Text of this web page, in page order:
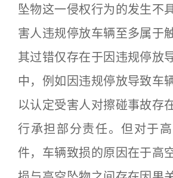
坠物这一侵权行为的发生不
害人违规停放车辆至多属于
其过错仅存在于因违规停放
中，例如因违规停放导致车
以认定受害人对擦碰事故存
行承担部分责任。但对于
件，车辆致损的原因在于高